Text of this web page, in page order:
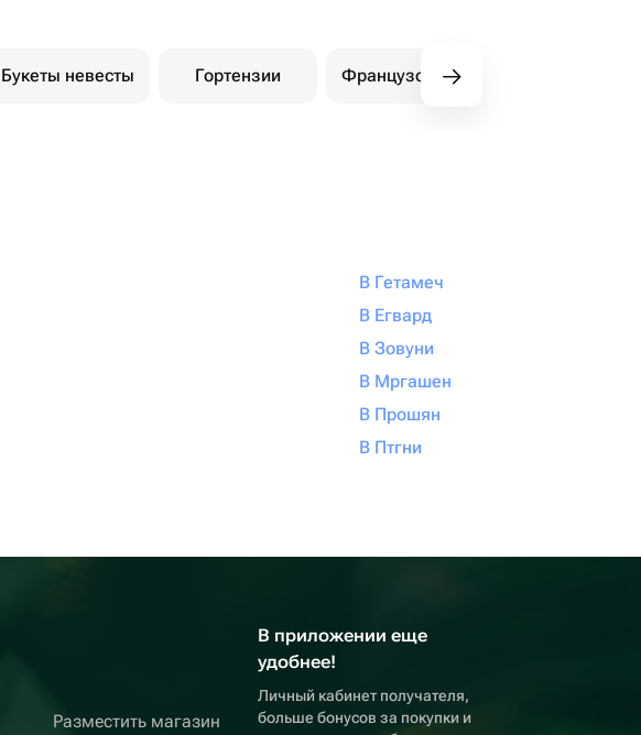
Букеты невесты Гортензии Французские розы
В Гетамеч
В Егвард
В Зовуни
В Мргашен
В Прошян
В Птгни
Разместить магазин
В приложении еще
удобнее!
Личный кабинет получателя,
больше бонусов за покупки и